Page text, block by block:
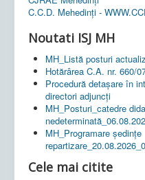
C.C.D. Mehedinţi -
Noutati ISJ MH
MH_Listă posturi
Hotărârea C.A. nr. 660/
Procedură detașare în
directori adjuncți
MH_Posturi_catedre
MH_Programare ședințe
Cele mai citite